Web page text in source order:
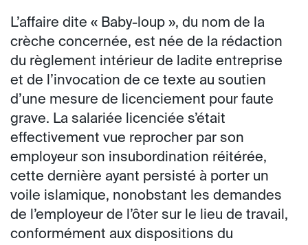
L’affaire dite « Baby-loup », du nom de la
crèche concernée, est née de la rédaction
du règlement intérieur de ladite entreprise
et de l’invocation de ce texte au soutien
d’une mesure de licenciement pour faute
grave. La salariée licenciée s’était
effectivement vue reprocher par son
employeur son insubordination réitérée,
cette dernière ayant persisté à porter un
voile islamique, nonobstant les demandes
de l’employeur de l’ôter sur le lieu de travail,
conformément aux dispositions du